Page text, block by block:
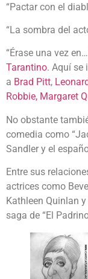
“Pactar con el
“La sombra del
“Érase una vez
Tarantino. Aquí se
a Brad Pitt,
Robbie, Margaret
No obstante
comedia como
Sandler y el
Entre sus
actrices como
Kathleen Quinlan
saga de “El